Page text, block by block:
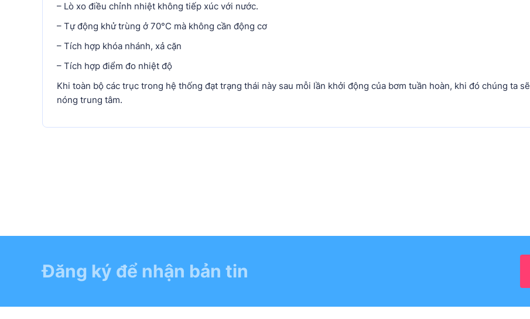
– Lò xo điều chỉnh nhiệt không tiếp xúc với nước.
– Tự động khử trùng ở 70°C mà không cần động cơ
– Tích hợp khóa nhánh, xả cặn
– Tích hợp điểm đo nhiệt độ
Khi toàn bộ các trục trong hệ thống đạt trạng thái này sau mỗi lần khởi động của bơm tuần hoàn, khi đó chúng ta
nóng trung tâm.
Đăng ký để nhận bản tin